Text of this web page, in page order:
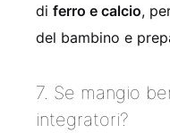
di ferro e calcio,
del bambino e
7. Se mangio
integratori?